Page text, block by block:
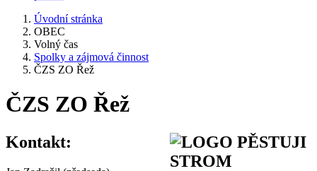
Úvodní stránka
OBEC
Volný čas
Spolky a zájmová činnost
ČZS ZO Řež
ČZS ZO Řež
Kontakt: